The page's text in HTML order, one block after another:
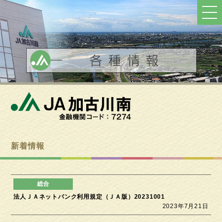
新着情報
法人ＪＡネットバンク利用規定（ＪＡ版）20231001
2023年7月21日